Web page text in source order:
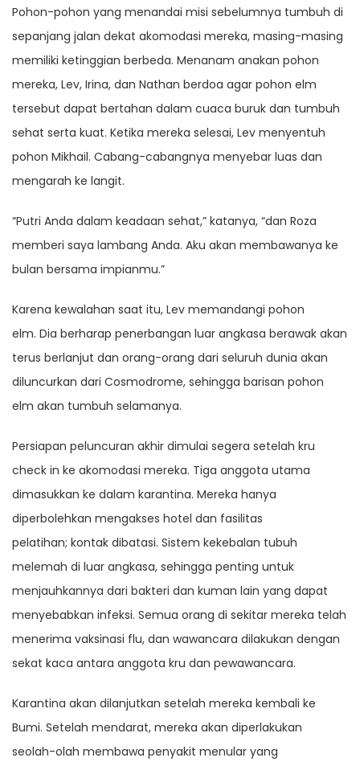
Pohon-pohon yang menandai misi sebelumnya tumbuh di
sepanjang jalan dekat akomodasi mereka, masing-masing
memiliki ketinggian berbeda. Menanam anakan pohon
mereka, Lev, Irina, dan Nathan berdoa agar pohon elm
tersebut dapat bertahan dalam cuaca buruk dan tumbuh
sehat serta kuat. Ketika mereka selesai, Lev menyentuh
pohon Mikhail. Cabang-cabangnya menyebar luas dan
mengarah ke langit.
“Putri Anda dalam keadaan sehat,” katanya, “dan Roza
memberi saya lambang Anda. Aku akan membawanya ke
bulan bersama impianmu.”
Karena kewalahan saat itu, Lev memandangi pohon
elm. Dia berharap penerbangan luar angkasa berawak akan
terus berlanjut dan orang-orang dari seluruh dunia akan
diluncurkan dari Cosmodrome, sehingga barisan pohon
elm akan tumbuh selamanya.
Persiapan peluncuran akhir dimulai segera setelah kru
check in ke akomodasi mereka. Tiga anggota utama
dimasukkan ke dalam karantina. Mereka hanya
diperbolehkan mengakses hotel dan fasilitas
pelatihan; kontak dibatasi. Sistem kekebalan tubuh
melemah di luar angkasa, sehingga penting untuk
menjauhkannya dari bakteri dan kuman lain yang dapat
menyebabkan infeksi. Semua orang di sekitar mereka telah
menerima vaksinasi flu, dan wawancara dilakukan dengan
sekat kaca antara anggota kru dan pewawancara.
Karantina akan dilanjutkan setelah mereka kembali ke
Bumi. Setelah mendarat, mereka akan diperlakukan
seolah-olah membawa penyakit menular yang